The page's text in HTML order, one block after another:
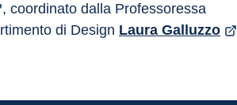
, coordinato dalla Professoressa
di Design Laura Galluzzo